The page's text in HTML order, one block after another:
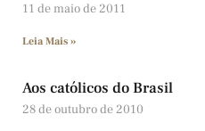
11 de maio de 2011
Leia Mais »
Aos católicos do Brasil
28 de outubro de 2010